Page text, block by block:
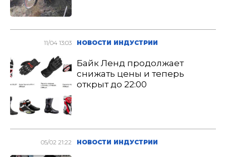
11/04 13:03 НОВОСТИ ИНДУСТРИИ
Байк Ленд продолжает
снижать цены и теперь
открыт до 22:00
05/02 21:22 НОВОСТИ ИНДУСТРИИ